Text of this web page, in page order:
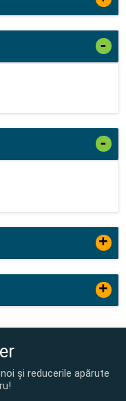
-
-
+
+
și reducerile apărute